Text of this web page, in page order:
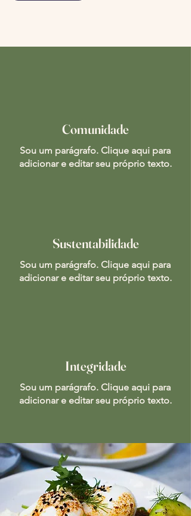
Comunidade
Sou um parágrafo. Clique aqui para
adicionar e editar seu próprio texto.
Sustentabilidade
Sou um parágrafo. Clique aqui para
adicionar e editar seu próprio texto.
Integridade
Sou um parágrafo. Clique aqui para
adicionar e editar seu próprio texto.